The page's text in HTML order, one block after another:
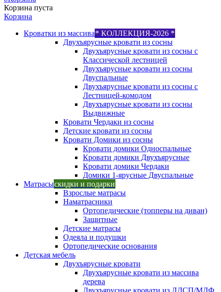
Корзина пуста
Корзина
Кроватки из массива* КОЛЛЕКЦИЯ-2026 *
Двухъярусные кровати из сосны
Двухъярусные кровати из сосны с
Классической лестницей
Двухъярусные кровати из сосны
Двуспальные
Двухъярусные кровати из сосны с
Лестницей-комодом
Двухъярусные кровати из сосны
Выдвижные
Кровати Чердаки из сосны
Детские кровати из сосны
Кровати Домики из сосны
Кровати домики Односпальные
Кровати домики Двухъярусные
Кровати домики Чердаки
Домики 1-ярусные Двуспальные
Матрасыскидки и подарки
Взрослые матрасы
Наматрасники
Ортопедические (топперы на диван)
Защитные
Детские матрасы
Одеяла и подушки
Ортопедические основания
Детская мебель
Двухъярусные кровати
Двухъярусные кровати из массива
дерева
Двухъярусные кровати из ЛДСП/МДФ